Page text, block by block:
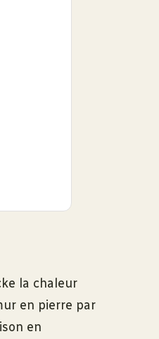
la chaleur
en pierre par
en